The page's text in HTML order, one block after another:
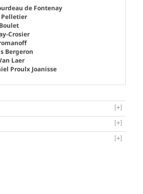
de Fontenay
Crosier
Bergeron
Laer
Proulx Joanisse